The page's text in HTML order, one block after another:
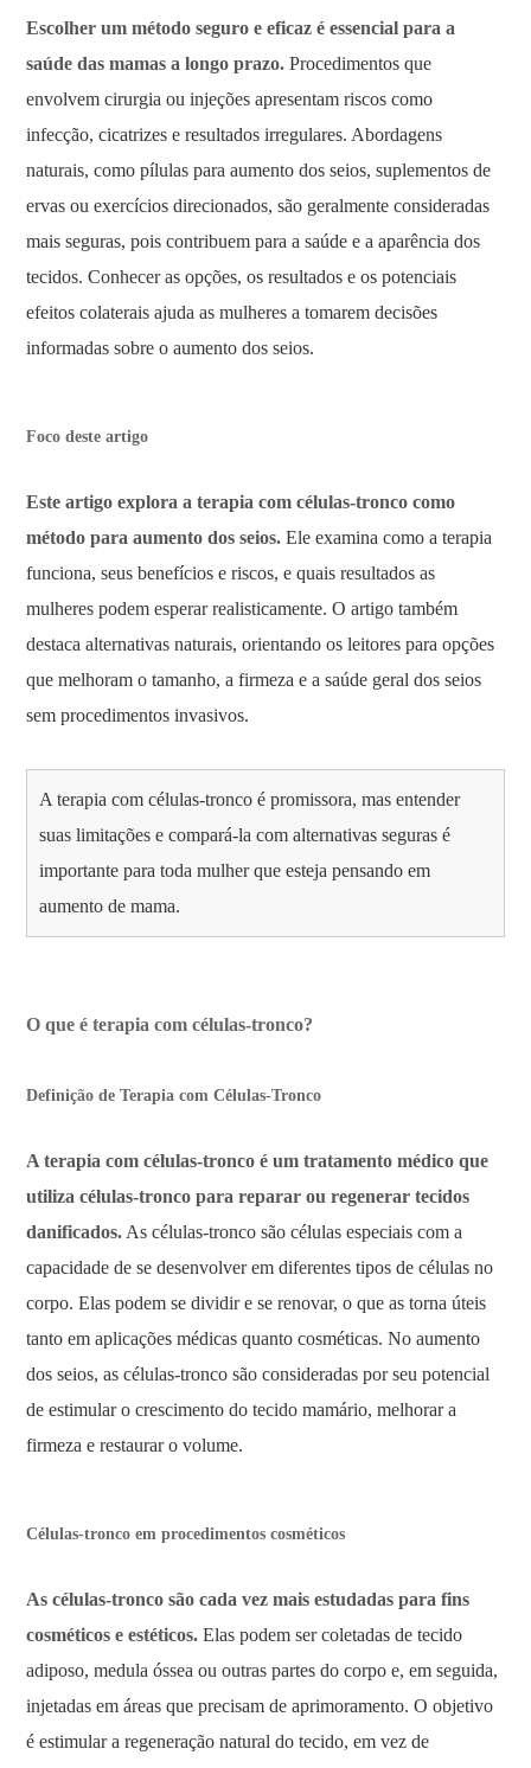
Escolher um método seguro e eficaz é essencial para a
saúde das mamas a longo prazo. Procedimentos que
envolvem cirurgia ou injeções apresentam riscos como
infecção, cicatrizes e resultados irregulares. Abordagens
naturais, como pílulas para aumento dos seios, suplementos de
ervas ou exercícios direcionados, são geralmente consideradas
mais seguras, pois contribuem para a saúde e a aparência dos
tecidos. Conhecer as opções, os resultados e os potenciais
efeitos colaterais ajuda as mulheres a tomarem decisões
informadas sobre o aumento dos seios.
Foco deste artigo
Este artigo explora a terapia com células-tronco como
método para aumento dos seios. Ele examina como a terapia
funciona, seus benefícios e riscos, e quais resultados as
mulheres podem esperar realisticamente. O artigo também
destaca alternativas naturais, orientando os leitores para opções
que melhoram o tamanho, a firmeza e a saúde geral dos seios
sem procedimentos invasivos.
A terapia com células-tronco é promissora, mas entender
suas limitações e compará-la com alternativas seguras é
importante para toda mulher que esteja pensando em
aumento de mama.
O que é terapia com células-tronco?
Definição de Terapia com Células-Tronco
A terapia com células-tronco é um tratamento médico que
utiliza células-tronco para reparar ou regenerar tecidos
danificados. As células-tronco são células especiais com a
capacidade de se desenvolver em diferentes tipos de células no
corpo. Elas podem se dividir e se renovar, o que as torna úteis
tanto em aplicações médicas quanto cosméticas. No aumento
dos seios, as células-tronco são consideradas por seu potencial
de estimular o crescimento do tecido mamário, melhorar a
firmeza e restaurar o volume.
Células-tronco em procedimentos cosméticos
As células-tronco são cada vez mais estudadas para fins
cosméticos e estéticos. Elas podem ser coletadas de tecido
adiposo, medula óssea ou outras partes do corpo e, em seguida,
injetadas em áreas que precisam de aprimoramento. O objetivo
é estimular a regeneração natural do tecido, em vez de